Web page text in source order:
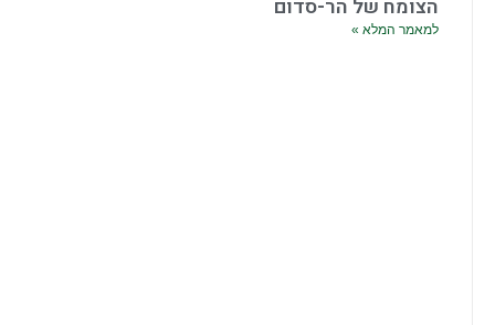
הצומח של הר-סדום
למאמר המלא »